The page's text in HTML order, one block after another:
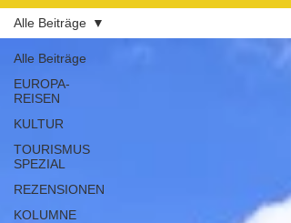
Alle Beiträge
EUROPA-
REISEN
KULTUR
TOURISMUS
SPEZIAL
REZENSIONEN
KOLUMNE
Alle Beiträge